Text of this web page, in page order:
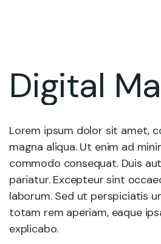
Digital
Lorem ipsum dolor sit amet,
magna aliqua. Ut enim ad
commodo consequat. Duis
pariatur. Excepteur sint
laborum. Sed ut perspiciatis
totam rem aperiam, eaque
explicabo.